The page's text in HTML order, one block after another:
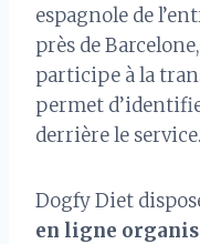
espagnole de
près de
participe à la
permet
derrière le service.
Dogfy Diet
en ligne